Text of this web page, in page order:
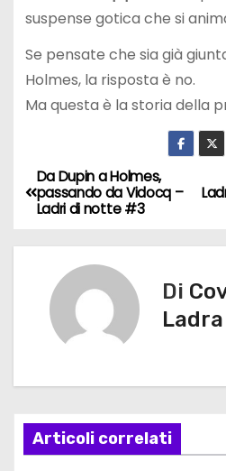
suspense gotica che si
Se pensate che sia già
Holmes, la risposta è no.
Ma questa è la storia della
N
a
z
i
Da Dupin a Holmes,
passando da Vidocq –
Ladri di notte #3
Di
Ladra
Articoli correlati